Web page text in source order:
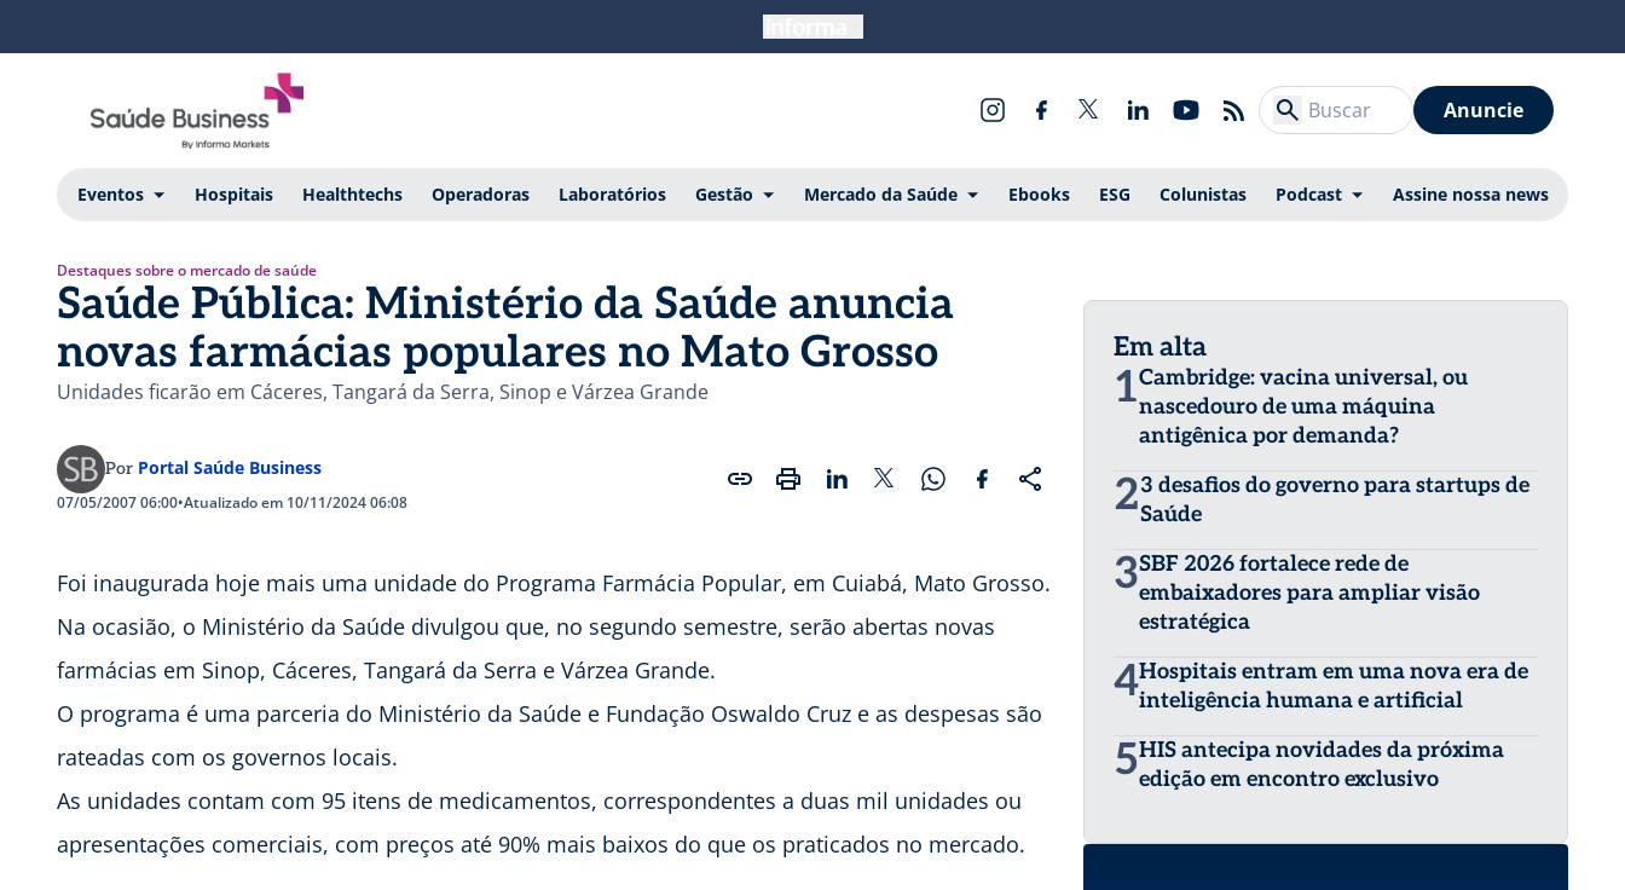
Anuncie
Eventos Hospitais Healthtechs Operadoras Laboratórios Gestão Mercado da Saúde Ebooks ESG Colunistas Podcast Assine nossa news
Destaques sobre o mercado de saúde
Saúde Pública: Ministério da Saúde anuncia
novas farmácias populares no Mato Grosso
Unidades ficarão em Cáceres, Tangará da Serra, Sinop e Várzea Grande
Por Portal Saúde Business
07/05/2007 06:00•Atualizado em 10/11/2024 06:08
Foi inaugurada hoje mais uma unidade do Programa Farmácia Popular, em Cuiabá, Mato Grosso.
Na ocasião, o Ministério da Saúde divulgou que, no segundo semestre, serão abertas novas
farmácias em Sinop, Cáceres, Tangará da Serra e Várzea Grande.
O programa é uma parceria do Ministério da Saúde e Fundação Oswaldo Cruz e as despesas são
rateadas com os governos locais.
As unidades contam com 95 itens de medicamentos, correspondentes a duas mil unidades ou
apresentações comerciais, com preços até 90% mais baixos do que os praticados no mercado.
Em alta
1Cambridge: vacina universal, ou
nascedouro de uma máquina
antigênica por demanda?
23 desafios do governo para startups de
Saúde
3SBF 2026 fortalece rede de
embaixadores para ampliar visão
estratégica
4Hospitais entram em uma nova era de
inteligência humana e artificial
5HIS antecipa novidades da próxima
edição em encontro exclusivo